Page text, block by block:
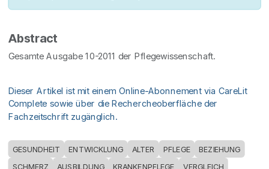
Abstract
Gesamte Ausgabe 10-2011 der Pflegewissenschaft.
Dieser Artikel ist mit einem Online-Abonnement via CareLit
Complete sowie über die Rechercheoberfläche der
Fachzeitschrift zugänglich.
GESUNDHEIT ENTWICKLUNG ALTER PFLEGE BEZIEHUNG
SCHMERZ AUSBILDUNG KRANKENPFLEGE VERGLEICH